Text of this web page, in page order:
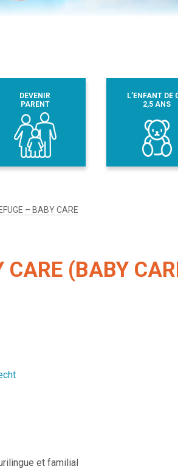
DEVENIR
PARENT
L’ENFANT DE
2,5 ANS
– BABY CARE
CARE (BABY
et familial